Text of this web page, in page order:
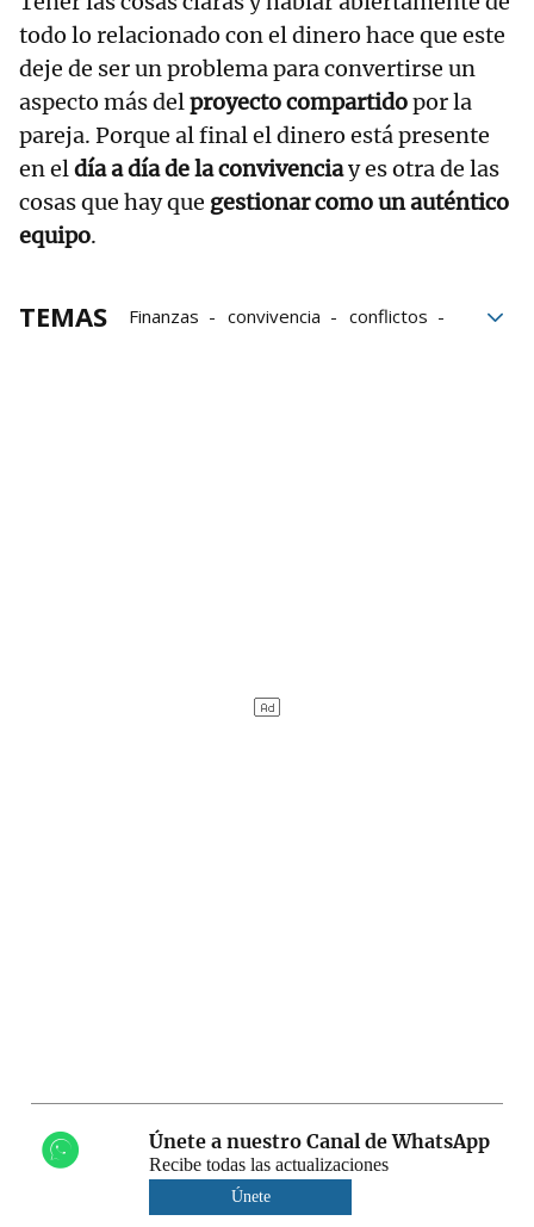
todo lo relacionado con el dinero hace que este
deje de ser un problema para convertirse un
aspecto más delproyecto compartidopor la
pareja. Porque al final el dinero está presente
en eldía a día de la convivenciay es otra de las
cosas que hay que gestionar como un auténtico
equipo.
TEMAS Finanzas convivencia
conflictos
Únete a nuestro Canal de WhatsApp
Recibe todas las actualizaciones
Únete